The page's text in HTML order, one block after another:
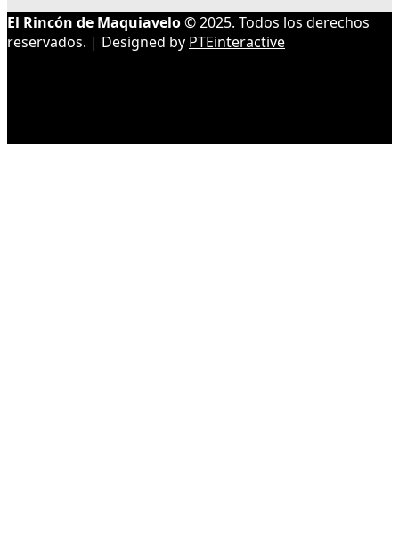
El Rincón de Maquiavelo© 2025. Todos los derechos
reservados. | Designed by PTEinteractive